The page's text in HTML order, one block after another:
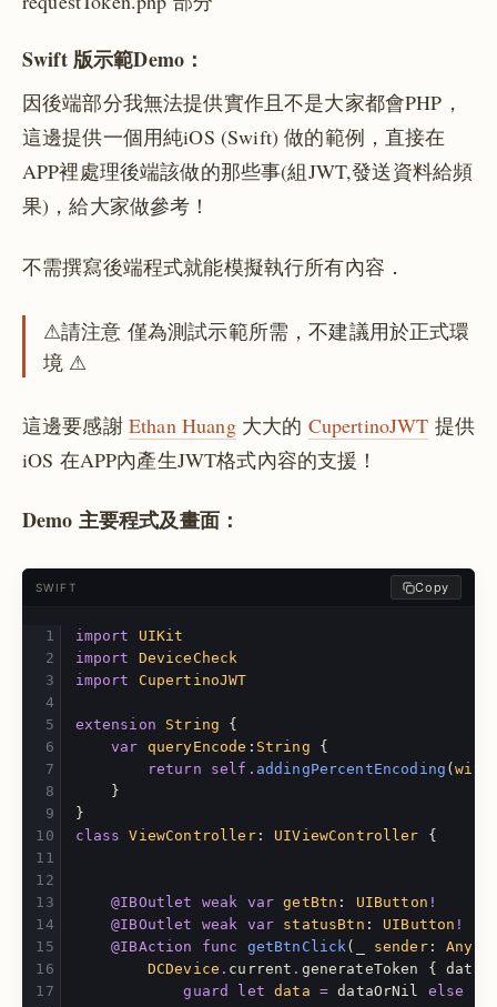
Swift 版示範Demo：
因後端部分我無法提供實作且不是大家都會PHP，
這邊提供一個用純iOS (Swift) 做的範例，直接在
APP裡處理後端該做的那些事(組JWT,發送資料給頻
果)，給大家做參考！
不需撰寫後端程式就能模擬執行所有內容．
⚠請注意 僅為測試示範所需，不建議用於正式環
境 ⚠
這邊要感謝 Ethan Huang大大的 CupertinoJWT 提供
iOS 在APP內產生JWT格式內容的支援！
Demo 主要程式及畫面：
SWIFT Copy
import
UIKit
import
DeviceCheck
import
CupertinoJWT
extension String
{
var
queryEncode : String
{
return
self . addingPercentEncoding (
}
}
class
ViewController: UIViewController {
@IBOutlet weak var getBtn : UIButton !
@IBOutlet
weak var statusBtn : UIButton !
@IBAction
func getBtnClick( sender: Any
DCDevice . current . generateToken {
guard
let data = dataOrNil else